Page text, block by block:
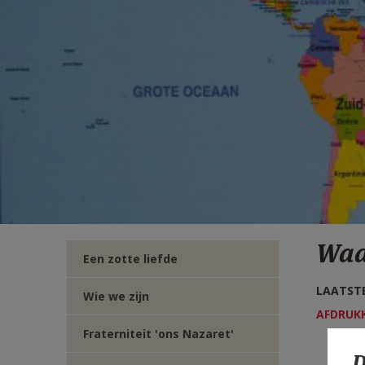
Een zotte liefde
Wie we zijn
Fraterniteit 'ons Nazaret'